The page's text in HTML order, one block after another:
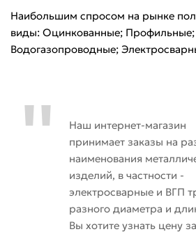
Наибольшим спросом на рынке
виды: Оцинкованные;
Водогазопроводные;
Наш интернет-магазин
принимает заказы на
наименования
изделий, в частности -
электросварные и ВГП
разного диаметра и
Вы хотите узнать цену